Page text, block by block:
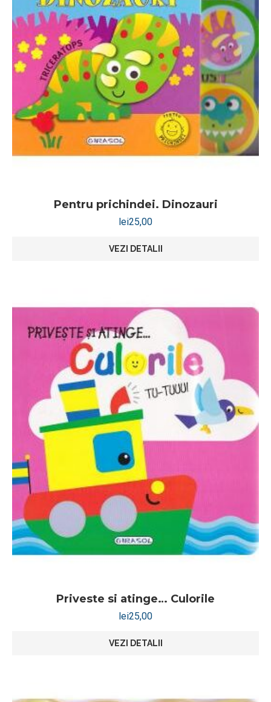
Pentru prichindei. Dinozauri
lei25,00
VEZI DETALII
Priveste si atinge… Culorile
lei25,00
VEZI DETALII